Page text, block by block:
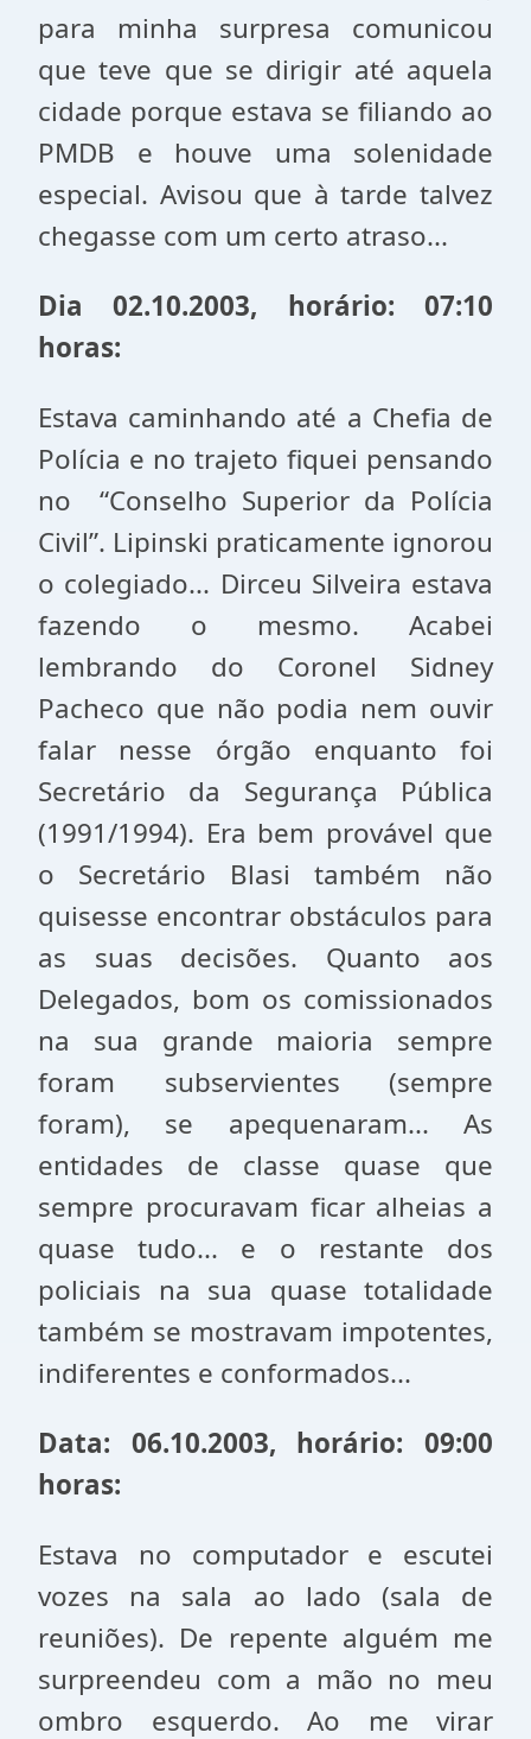
para minha surpresa comunicou
que teve que se dirigir até aquela
cidade porque estava se filiando ao
PMDB e houve uma solenidade
especial. Avisou que à tarde talvez
chegasse com um certo atraso...
Dia 02.10.2003, horário: 07:10
horas:
Estava caminhando até a Chefia de
Polícia e no trajeto fiquei pensando
no “Conselho Superior da Polícia
Civil”. Lipinski praticamente ignorou
o colegiado... Dirceu Silveira estava
fazendo o mesmo. Acabei
lembrando do Coronel Sidney
Pacheco que não podia nem ouvir
falar nesse órgão enquanto foi
Secretário da Segurança Pública
(1991/1994). Era bem provável que
o Secretário Blasi também não
quisesse encontrar obstáculos para
as suas decisões. Quanto aos
Delegados, bom os comissionados
na sua grande maioria sempre
foram subservientes (sempre
foram), se apequenaram... As
entidades de classe quase que
sempre procuravam ficar alheias a
quase tudo... e o restante dos
policiais na sua quase totalidade
também se mostravam impotentes,
indiferentes e conformados...
Data: 06.10.2003, horário: 09:00
horas:
Estava no computador e escutei
vozes na sala ao lado (sala de
reuniões). De repente alguém me
surpreendeu com a mão no meu
ombro esquerdo. Ao me virar